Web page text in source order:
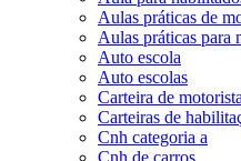
Aulas práticas de
Aulas práticas para
Auto escola
Auto escolas
Carteira de
Carteiras de
Cnh categoria a